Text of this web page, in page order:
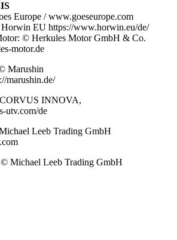
Europe / www.goeseurope.com
EU https://www.horwin.eu/de/
© Herkules Motor GmbH & Co.
motor.de
Marushin
marushin.de/
INNOVA,
utv.com/de
Leeb Trading GmbH
Michael Leeb Trading GmbH